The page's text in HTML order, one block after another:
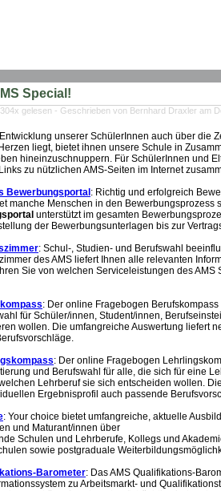
Special!
gelesen - Geschrieben von Bernhard Draxler am
unserer SchülerInnen auch über die
liegt, bietet ihnen unsere Schule in
hineinzuschnuppern. Für SchülerInnen und
zu nützlichen AMS-Seiten im Internet
Bewerbungsportal : Richtig und erfolgreich
manche Menschen in den Bewerbungsprozess
unterstützt im gesamten
der Bewerbungsunterlagen bis zur
: Schul-, Studien- und Berufswahl
des AMS liefert Ihnen alle relevanten
Sie von welchen Serviceleistungen des
: Der online Fragebogen
für Schüler/innen, Student/innen,
wollen. Die umfangreiche Auswertung liefert
: Der online Fragebogen
und Berufswahl für alle, die sich für eine
Lehrberuf sie sich entscheiden wollen.
Ergebnisprofil auch passende
: Your choice bietet umfangreiche, aktuelle
und Maturant/innen über
Schulen und Lehrberufe, Kollegs und
sowie postgraduale
Barometer: Das AMS Qualifikations-
zu Arbeitsmarkt- und